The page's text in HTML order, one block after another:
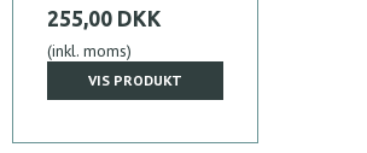
255,00 DKK
(inkl. moms)
VIS PRODUKT